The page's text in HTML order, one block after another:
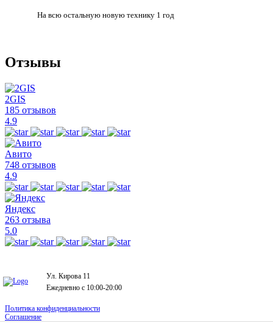
На всю остальную новую технику 1 год
Отзывы
2GIS
185 отзывов
4.9
Авито
748 отзывов
4.9
Яндекс
263 отзыва
5.0
Ул. Кирова 11
Ежедневно с 10:00-20:00
Политика конфиденциальности
Соглашение